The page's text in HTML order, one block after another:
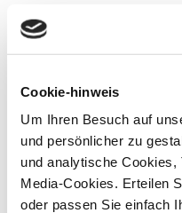
Cookie-hinweis
Um Ihren Besuch auf
und persönlicher zu
und analytische
Media-Cookies. Erteilen
oder passen Sie einfach